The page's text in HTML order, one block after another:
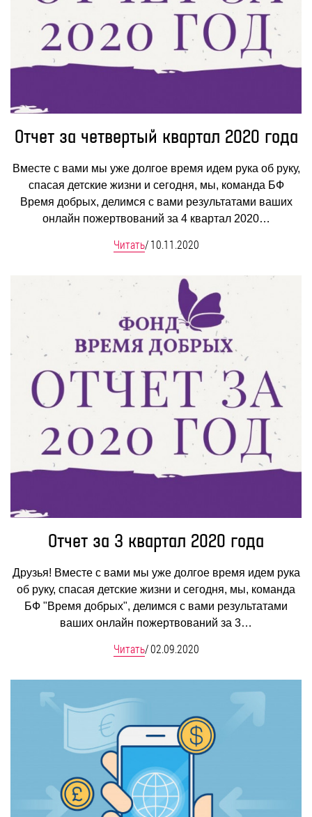
Отчет за четвертый квартал 2020 года
Вместе с вами мы уже долгое время идем рука об руку,
спасая детские жизни и сегодня, мы, команда БФ
Время добрых, делимся с вами результатами ваших
онлайн пожертвований за 4 квартал 2020…
Читать/ 10.11.2020
Отчет за 3 квартал 2020 года
Друзья! Вместе с вами мы уже долгое время идем рука
об руку, спасая детские жизни и сегодня, мы, команда
БФ "Время добрых", делимся с вами результатами
ваших онлайн пожертвований за 3…
Читать/02.09.2020